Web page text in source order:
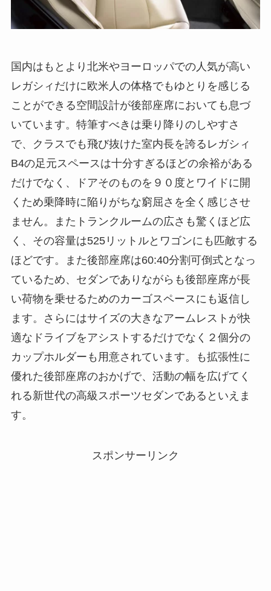
国内はもとより北米やヨーロッパでの人気が高い
レガシィだけに欧米人の体格でもゆとりを感じる
ことができる空間設計が後部座席においても息づ
いています。特筆すべきは乗り降りのしやすさ
で、クラスでも飛び抜けた室内長を誇るレガシィ
B4の足元スペースは十分すぎるほどの余裕がある
だけでなく、ドアそのものを９０度とワイドに開
くため乗降時に陥りがちな窮屈さを全く感じさせ
ません。またトランクルームの広さも驚くほど広
く、その容量は525リットルとワゴンにも匹敵する
ほどです。また後部座席は60:40分割可倒式となっ
ているため、セダンでありながらも後部座席が長
い荷物を乗せるためのカーゴスペースにも返信し
ます。さらにはサイズの大きなアームレストが快
適なドライブをアシストするだけでなく２個分の
カップホルダーも用意されています。も拡張性に
優れた後部座席のおかげで、活動の幅を広げてく
れる新世代の高級スポーツセダンであるといえま
す。
スポンサーリンク